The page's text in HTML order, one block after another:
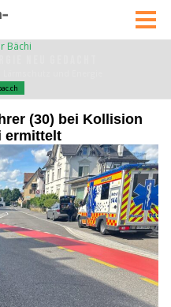
(30) bei Kollision
ermittelt